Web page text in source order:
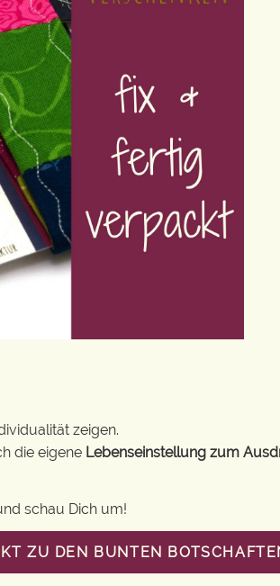
zeigen.
die eigene Lebenseinstellung zum
schau Dich um!
ZU DEN BUNTEN